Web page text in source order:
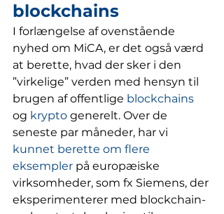
blockchains
I forlængelse af ovenstående
nyhed om MiCA, er det også værd
at berette, hvad der sker i den
”virkelige” verden med hensyn til
brugen af offentlige blockchains
og krypto generelt. Over de
seneste par måneder, har vi
kunnet berette om flere
eksempler på europæiske
virksomheder, som fx Siemens, der
eksperimenterer med blockchain-